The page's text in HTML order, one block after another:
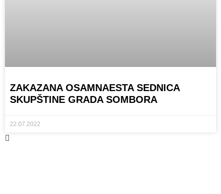
ZAKAZANA OSAMNAESTA SEDNICA
SKUPŠTINE GRADA SOMBORA
22.07.2022